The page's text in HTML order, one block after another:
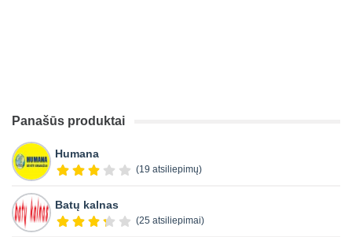
Panašūs produktai
Humana
(19 atsiliepimų)
Batų kalnas
(25 atsiliepimai)